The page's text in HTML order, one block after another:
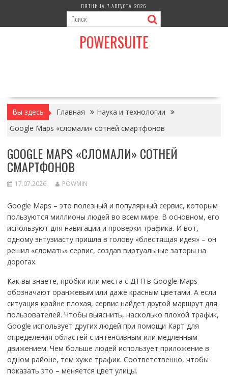
содержимому
ПЯТНИЦА, 7 АВГУСТА, 2026
POWERSUITE
Вы здесь Главная
Наука и технологии
Google Maps «сломали» сотней смартфонов
GOOGLE MAPS «СЛОМАЛИ» СОТНЕЙ
СМАРТФОНОВ
17.07.2026 POWMIN
Google Maps – это полезный и популярный сервис, которым
пользуются миллионы людей во всем мире. В основном, его
используют для навигации и проверки трафика. И вот,
одному энтузиасту пришла в голову «блестящая идея» – он
решил «сломать» сервис, создав виртуальные заторы на
дорогах.
Как вы знаете, пробки или места с ДТП в Google Maps
обозначают оранжевым или даже красным цветами. А если
ситуация крайне плохая, сервис найдет другой маршрут для
пользователей. Чтобы выяснить, насколько плохой трафик,
Google использует других людей при помощи Карт для
определения областей с интенсивным или медленным
движением. Чем больше людей использует приложение в
одном районе, тем хуже трафик. Соответственно, чтобы
показать это – меняется цвет улицы.